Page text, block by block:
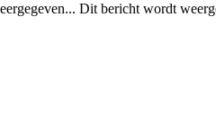
Dit bericht wordt